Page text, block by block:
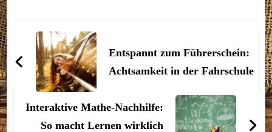
Beitragsnavigation
Entspannt zum Führerschein:
Achtsamkeit in der Fahrschule
Interaktive Mathe-Nachhilfe:
So macht Lernen wirklich